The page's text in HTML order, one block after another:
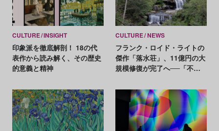
CULTURE INSIGHT
印象派を徹底解剖！ 18の代
表作から読み解く、その歴史
的意義と精神
CULTURE NEWS
フランク・ロイド・ライトの
傑作「落水荘」、11億円の大
規模修復が完了へ──「不確